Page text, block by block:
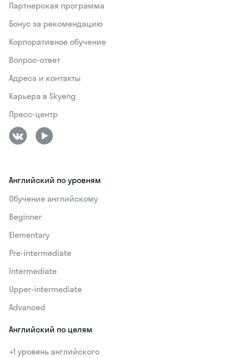
Партнерская программа
Бонус за рекомендацию
Корпоративное обучение
Вопрос-ответ
Адреса и контакты
Карьера в Skyeng
Пресс-центр
Английский по уровням
Обучение английскому
Beginner
Elementary
Pre-intermediate
Intermediate
Upper-intermediate
Advanced
Английский по целям
+1 уровень английского